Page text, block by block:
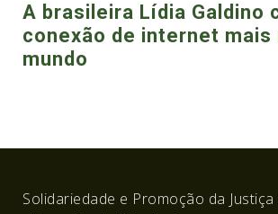
A brasileira Lídia Galdino
conexão de internet mais
mundo
Solidariedade e Promoção da